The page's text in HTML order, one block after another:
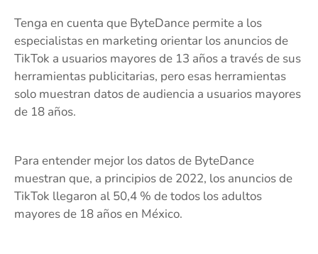
Tenga en cuenta que ByteDance permite a los
especialistas en marketing orientar los anuncios de
TikTok a usuarios mayores de 13 años a través de sus
herramientas publicitarias, pero esas herramientas
solo muestran datos de audiencia a usuarios mayores
de 18 años.
Para entender mejor los datos de ByteDance
muestran que, a principios de 2022, los anuncios de
TikTok llegaron al 50,4 % de todos los adultos
mayores de 18 años en México.